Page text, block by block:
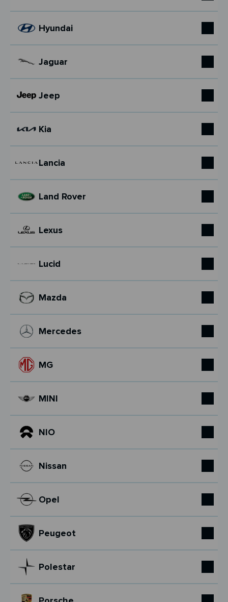
Hyundai
Jaguar
Jeep
Kia
Lancia
Land Rover
Lexus
Lucid
Mazda
Mercedes
MG
MINI
NIO
Nissan
Opel
Peugeot
Polestar